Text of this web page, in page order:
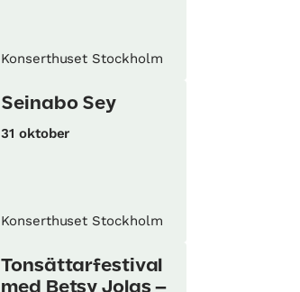
Konserthuset Stockholm
Seinabo Sey
31 oktober
Konserthuset Stockholm
Tonsättarfestival
med Betsy Jolas –